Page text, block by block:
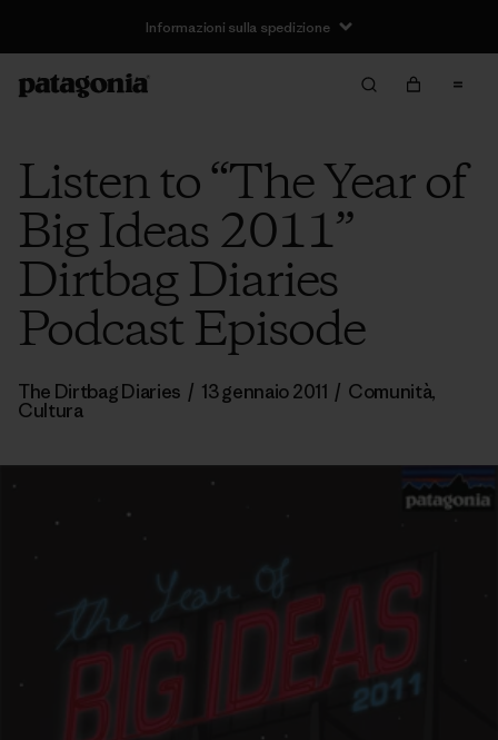
Informazioni sulla spedizione
Listen to “The Year of
Big Ideas 2011”
Dirtbag Diaries
Podcast Episode
The Dirtbag Diaries / 13 gennaio 2011 / Comunità,
Cultura